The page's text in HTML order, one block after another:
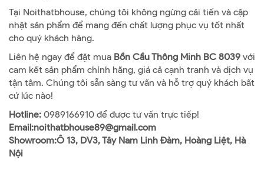
Tại Noithatbhouse, chúng tôi không ngừng cải tiến và cập
nhật sản phẩm để mang đến chất lượng phục vụ tốt nhất
cho quý khách hàng.
Liên hệ ngay để đặt mua Bồn Cầu Thông Minh BC 8039 với
cam kết sản phẩm chính hãng, giá cả cạnh tranh và dịch vụ
tận tâm. Chúng tôi sẵn sàng tư vấn và hỗ trợ quý khách bất
cứ lúc nào!
Hotline: 0989166910 để được tư vấn trực tiếp!
Email:noithatbhouse89@gmail.com
Showroom:Ô 13, DV3, Tây Nam Linh Đàm, Hoàng Liệt, Hà
Nội